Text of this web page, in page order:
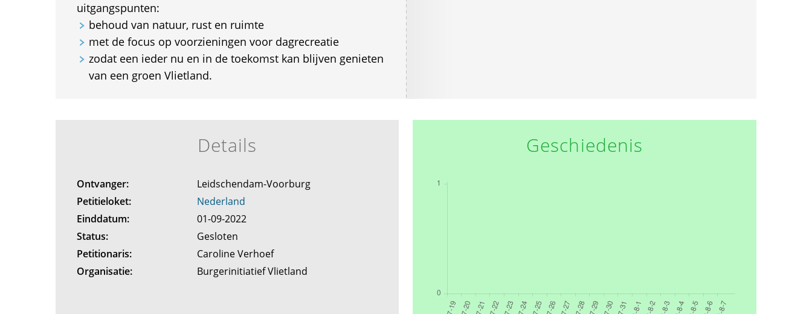
uitgangspunten:
behoud van natuur, rust en ruimte
met de focus op voorzieningen voor dagrecreatie
zodat een ieder nu en in de toekomst kan blijven genieten
van een groen Vlietland.
Details
Ontvanger:
Leidschendam-Voorburg
Petitieloket:
Nederland
Einddatum:
01-09-2022
Status:
Gesloten
Petitionaris:
Caroline Verhoef
Organisatie:
Burgerinitiatief Vlietland
Geschiedenis